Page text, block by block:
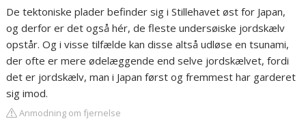
De tektoniske plader befinder sig i Stillehavet øst for Japan,
og derfor er det også hér, de fleste undersøiske jordskælv
opstår. Og i visse tilfælde kan disse altså udløse en tsunami,
der ofte er mere ødelæggende end selve jordskælvet, fordi
det er jordskælv, man i Japan først og fremmest har garderet
sig imod.
Anmodning om fjernelse